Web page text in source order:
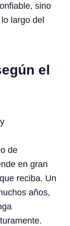
sino
largo del
el
de
en gran
reciba. Un
años,